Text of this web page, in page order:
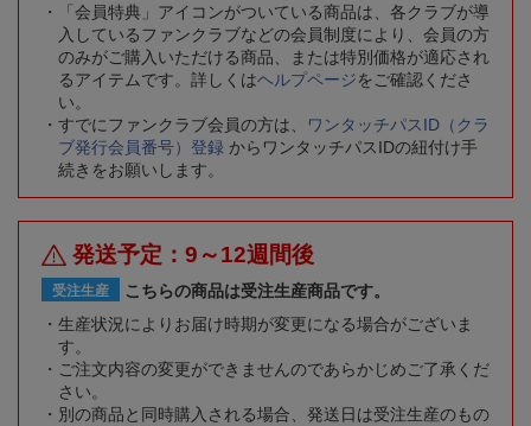
「会員特典」アイコンがついている商品は、各クラブが導
入しているファンクラブなどの会員制度により、会員の方
のみがご購入いただける商品、または特別価格が適応され
るアイテムです。詳しくはヘルプページをご確認くださ
い。
すでにファンクラブ会員の方は、
ワンタッチパスID（クラ
ブ発行会員番号）登録 からワンタッチパスIDの紐付け手
続きをお願いします。
発送予定：9～12週間後
受注生産
こちらの商品は受注生産商品です。
生産状況によりお届け時期が変更になる場合がございま
す。
ご注文内容の変更ができませんのであらかじめご了承くだ
さい。
別の商品と同時購入される場合、発送日は受注生産のもの